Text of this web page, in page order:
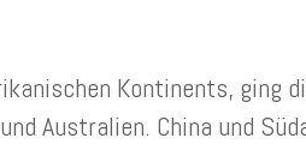
Kontinents, ging
Australien. China und